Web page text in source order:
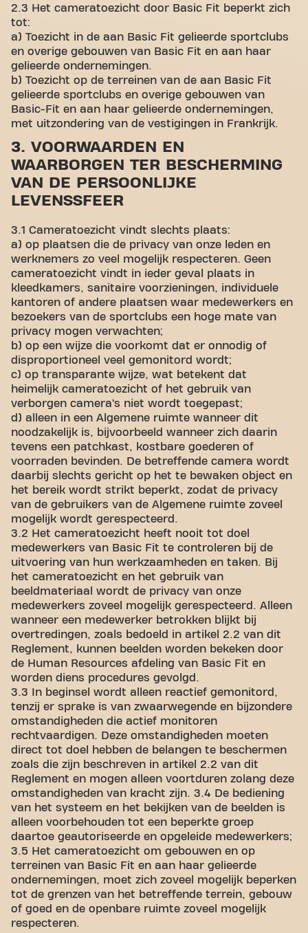
2.3 Het cameratoezicht door Basic Fit beperkt zich
tot:
a) Toezicht in de aan Basic Fit gelieerde sportclubs
en overige gebouwen van Basic Fit en aan haar
gelieerde ondernemingen.
b) Toezicht op de terreinen van de aan Basic Fit
gelieerde sportclubs en overige gebouwen van
Basic-Fit en aan haar gelieerde ondernemingen,
met uitzondering van de vestigingen in Frankrijk.
3. VOORWAARDEN EN
WAARBORGEN TER BESCHERMING
VAN DE PERSOONLIJKE
LEVENSSFEER
3.1 Cameratoezicht vindt slechts plaats:
a) op plaatsen die de privacy van onze leden en
werknemers zo veel mogelijk respecteren. Geen
cameratoezicht vindt in ieder geval plaats in
kleedkamers, sanitaire voorzieningen, individuele
kantoren of andere plaatsen waar medewerkers en
bezoekers van de sportclubs een hoge mate van
privacy mogen verwachten;
b) op een wijze die voorkomt dat er onnodig of
disproportioneel veel gemonitord wordt;
c) op transparante wijze, wat betekent dat
heimelijk cameratoezicht of het gebruik van
verborgen camera’s niet wordt toegepast;
d) alleen in een Algemene ruimte wanneer dit
noodzakelijk is, bijvoorbeeld wanneer zich daarin
tevens een patchkast, kostbare goederen of
voorraden bevinden. De betreffende camera wordt
daarbij slechts gericht op het te bewaken object en
het bereik wordt strikt beperkt, zodat de privacy
van de gebruikers van de Algemene ruimte zoveel
mogelijk wordt gerespecteerd.
3.2 Het cameratoezicht heeft nooit tot doel
medewerkers van Basic Fit te controleren bij de
uitvoering van hun werkzaamheden en taken. Bij
het cameratoezicht en het gebruik van
beeldmateriaal wordt de privacy van onze
medewerkers zoveel mogelijk gerespecteerd. Alleen
wanneer een medewerker betrokken blijkt bij
overtredingen, zoals bedoeld in artikel 2.2 van dit
Reglement, kunnen beelden worden bekeken door
de Human Resources afdeling van Basic Fit en
worden diens procedures gevolgd.
3.3 In beginsel wordt alleen reactief gemonitord,
tenzij er sprake is van zwaarwegende en bijzondere
omstandigheden die actief monitoren
rechtvaardigen. Deze omstandigheden moeten
direct tot doel hebben de belangen te beschermen
zoals die zijn beschreven in artikel 2.2 van dit
Reglement en mogen alleen voortduren zolang deze
omstandigheden van kracht zijn. 3.4 De bediening
van het systeem en het bekijken van de beelden is
alleen voorbehouden tot een beperkte groep
daartoe geautoriseerde en opgeleide medewerkers;
3.5 Het cameratoezicht om gebouwen en op
terreinen van Basic Fit en aan haar gelieerde
ondernemingen, moet zich zoveel mogelijk beperken
tot de grenzen van het betreffende terrein, gebouw
of goed en de openbare ruimte zoveel mogelijk
respecteren.